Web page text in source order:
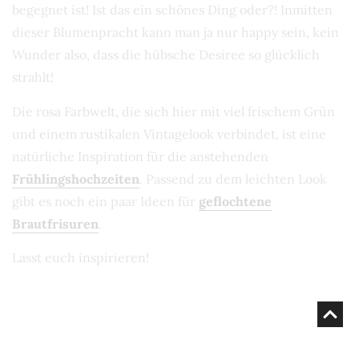
begegnet ist! Ist das ein schönes Ding oder?! Inmitten
dieser Blumenpracht kann man ja nur happy sein, kein
Wunder also, dass die hübsche Desiree so glücklich
strahlt!
Die rosa Farbwelt, die sich hier mit viel frischem Grün
und einem rustikalen Vintagelook verbindet, ist eine
natürliche Inspiration für die anstehenden
Frühlingshochzeiten . Passend zu dem leichten Look
gibt es noch ein paar Ideen für geflochtene
Brautfrisuren
Lasst euch inspirieren!